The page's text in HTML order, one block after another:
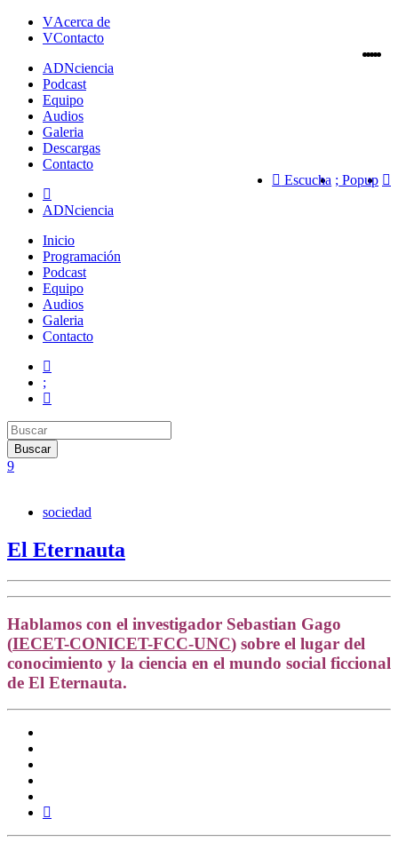
Acerca de
Contacto
ADNciencia
Podcast
Equipo
Audios
Galeria
Descargas
Contacto
Popup
Escucha
ADNciencia
Inicio
Programación
Podcast
Equipo
Audios
Galeria
Contacto
sociedad
El Eternauta
Hablamos con el investigador Sebastian Gago
(IECET-CONICET-FCC-UNC) sobre el lugar del
conocimiento y la ciencia en el mundo social ficcional
de El Eternauta.